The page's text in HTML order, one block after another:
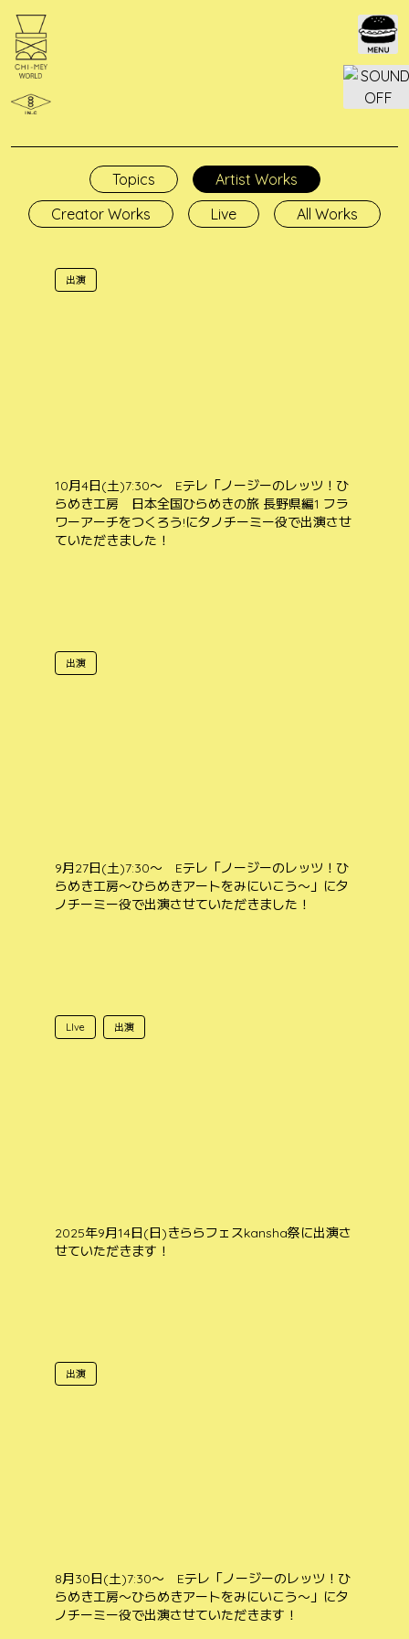
Skip
content
Topics
Artist Works
Creator Works
Live All Works
出演
10月4日(土)7:30〜 Eテレ「ノージーのレッツ！ひ
らめき工房 日本全国ひらめきの旅 長野県編1 フラ
ワーアーチをつくろう!にタノチーミー役で出演させ
ていただきました！
出演
9月27日(土)7:30〜 Eテレ「ノージーのレッツ！ひ
らめき工房〜ひらめきアートをみにいこう〜」にタ
ノチーミー役で出演させていただきました！
LIve 出演
2025年9月14日(日)きららフェスkansha祭に出演さ
せていただきます！
出演
8月30日(土)7:30〜 Eテレ「ノージーのレッツ！ひ
らめき工房〜ひらめきアートをみにいこう〜」にタ
ノチーミー役で出演させていただきます！